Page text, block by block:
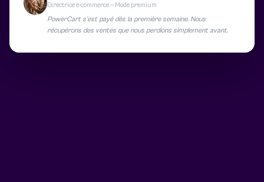
Directrice e-commerce — Mode premium
PowerCart s’est payé dès la première semaine. Nous
récupérons des ventes que nous perdions simplement avant.